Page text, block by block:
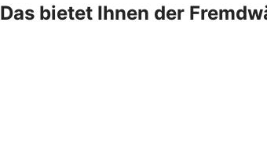
Das bietet Ihnen der